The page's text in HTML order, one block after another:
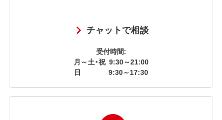
チャットで相談
受付時間:
月～土・祝 9:30～21:00
日
9:30～17:30